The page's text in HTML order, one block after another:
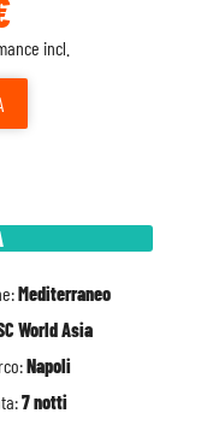
incl.
Mediterraneo
World Asia
Napoli
7 notti